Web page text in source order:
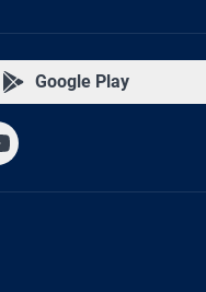
Google Play